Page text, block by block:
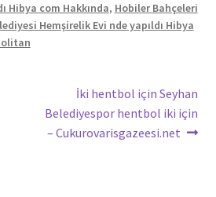
Hibya com Hakkında, Hobiler Bahçeleri
Hemşirelik Evi nde yapıldı Hibya
Sonraki
yazı:
İki hentbol için Seyhan
Belediyespor hentbol iki için
– Cukurovarisgazeesi.net